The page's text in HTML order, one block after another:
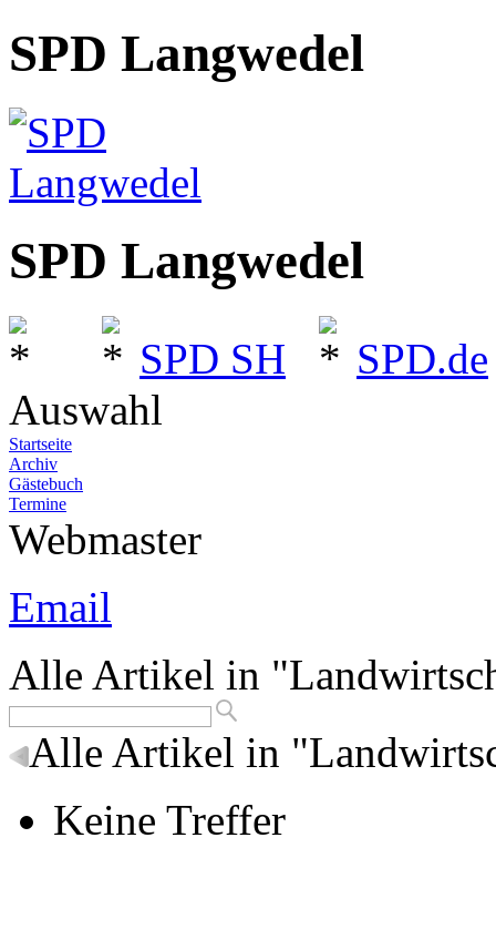
SPD Langwedel
SPD Langwedel
SPD SH
SPD.de
Auswahl
Startseite
Archiv
Gästebuch
Termine
Webmaster
Email
Alle Artikel in
Alle Artikel in
Keine Treffer